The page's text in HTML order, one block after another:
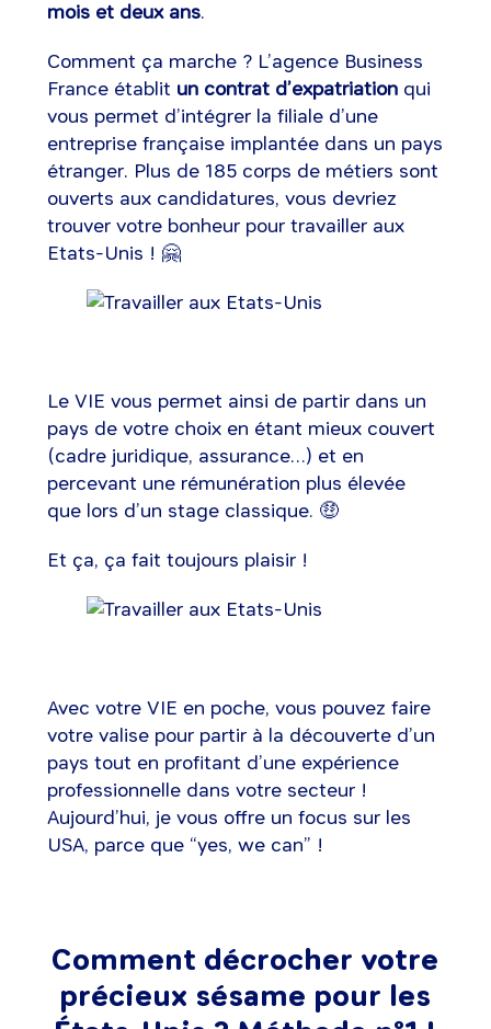
mois et deux ans.
Comment ça marche ? L’agence Business
France établit un contrat d’expatriation qui
vous permet d’intégrer la filiale d’une
entreprise française implantée dans un pays
étranger. Plus de 185 corps de métiers sont
ouverts aux candidatures, vous devriez
trouver votre bonheur pour travailler aux
Etats-Unis ! 🤗
Le VIE vous permet ainsi de partir dans un
pays de votre choix en étant mieux couvert
(cadre juridique, assurance…) et en
percevant une rémunération plus élevée
que lors d’un stage classique. 🤑
Et ça, ça fait toujours plaisir !
Avec votre VIE en poche, vous pouvez faire
votre valise pour partir à la découverte d’un
pays tout en profitant d’une expérience
professionnelle dans votre secteur !
Aujourd’hui, je vous offre un focus sur les
USA, parce que “yes, we can” !
Comment décrocher votre
précieux sésame pour les